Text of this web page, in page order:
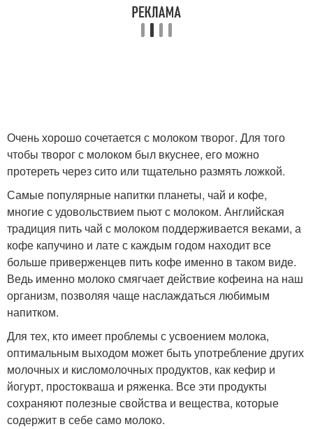
Очень хорошо сочетается с молоком творог. Для того
чтобы творог с молоком был вкуснее, его можно
протереть через сито или тщательно размять ложкой.
Самые популярные напитки планеты, чай и кофе,
многие с удовольствием пьют с молоком. Английская
традиция пить чай с молоком поддерживается веками, а
кофе капучино и лате с каждым годом находит все
больше приверженцев пить кофе именно в таком виде.
Ведь именно молоко смягчает действие кофеина на наш
организм, позволяя чаще наслаждаться любимым
напитком.
Для тех, кто имеет проблемы с усвоением молока,
оптимальным выходом может быть употребление других
молочных и кисломолочных продуктов, как кефир и
йогурт, простокваша и ряженка. Все эти продукты
сохраняют полезные свойства и вещества, которые
содержит в себе само молоко.